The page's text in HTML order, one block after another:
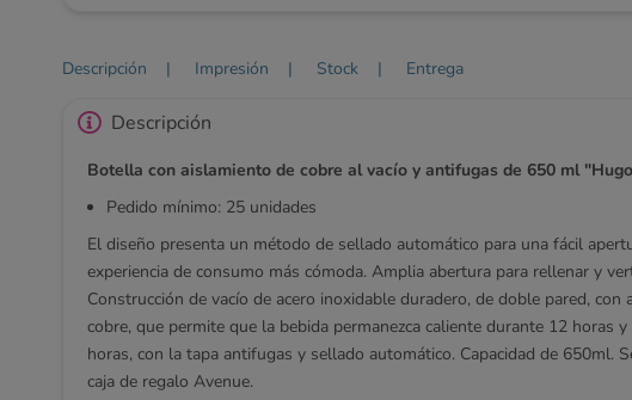
Descripción
| Impresión | Stock | Entrega
Descripción
Botella con aislamiento de cobre al vacío y antifugas de 650 ml
Pedido mínimo: 25 unidades
El diseño presenta un método de sellado automático para una fácil
experiencia de consumo más cómoda. Amplia abertura para rellenar y
Construcción de vacío de acero inoxidable duradero, de doble pared, con
cobre, que permite que la bebida permanezca caliente durante 12 horas
horas, con la tapa antifugas y sellado automático. Capacidad de 650ml.
caja de regalo Avenue.